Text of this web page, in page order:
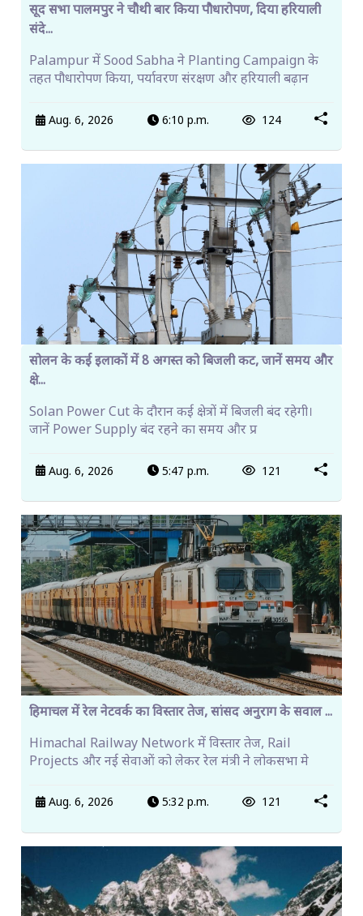
सूद सभा पालमपुर ने चौथी बार किया पौधारोपण, दिया हरियाली
संदे...
Palampur में Sood Sabha ने Planting Campaign के
तहत पौधारोपण किया, पर्यावरण संरक्षण और हरियाली बढ़ान
Aug. 6, 2026 6:10 p.m. 124
सोलन के कई इलाकों में 8 अगस्त को बिजली कट, जानें समय और
क्षे...
Solan Power Cut के दौरान कई क्षेत्रों में बिजली बंद रहेगी।
जानें Power Supply बंद रहने का समय और प्र
Aug. 6, 2026 5:47 p.m. 121
हिमाचल में रेल नेटवर्क का विस्तार तेज, सांसद अनुराग के सवाल ...
Himachal Railway Network में विस्तार तेज, Rail
Projects और नई सेवाओं को लेकर रेल मंत्री ने लोकसभा मे
Aug. 6, 2026 5:32 p.m. 121